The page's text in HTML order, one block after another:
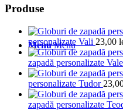
Menu Menu
Produse
personalizate Vali 23,00
zapadă personalizate
personalizate Tudor
zapadă personalizate